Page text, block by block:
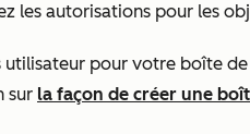
les autorisations pour les
utilisateur pour votre boîte
sur la façon de créer une